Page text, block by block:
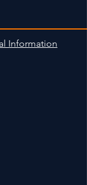
stock is
Shipment to
be shipment
Information